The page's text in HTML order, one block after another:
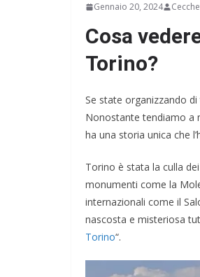
Gennaio 20, 2024
Cosa
Torino?
Se state organizzando
Nonostante tendiamo a
ha una storia unica che
Torino è stata la culla
monumenti come la
internazionali come il
nascosta e misteriosa
Torino“.